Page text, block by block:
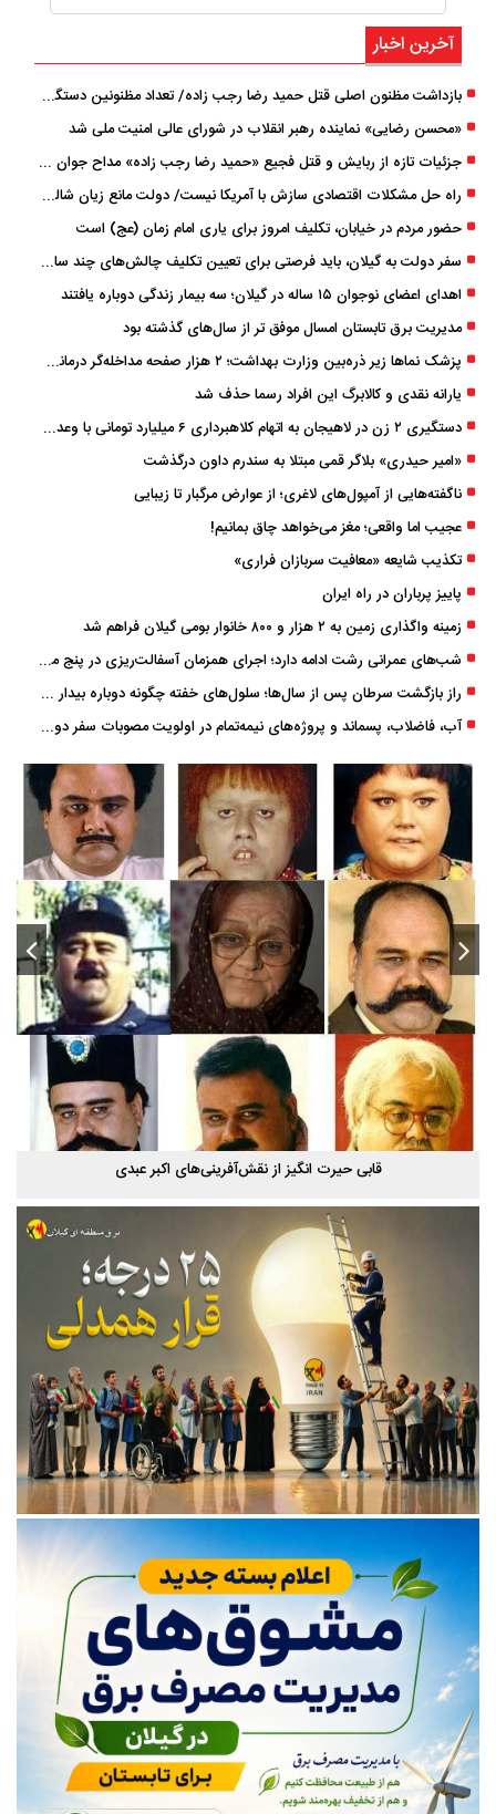
آخرین اخبار
بازداشت مظنون اصلی قتل حمید رضا رجب‌ زاده/ تعداد مظنونین دستگیر شده به ۵ نفر رسید
«محسن رضایی» نماینده رهبر انقلاب در شورای عالی امنیت ملی شد
جزئیات تازه از ربایش و قتل فجیع «حمید رضا رجب زاده» مداح جوان تهرانی؛ ۴ متهم بازداشت شدند
راه حل مشکلات اقتصادی سازش با آمریکا نیست/ دولت مانع زیان شالیکاران شود
حضور مردم در خیابان، تکلیف امروز برای یاری امام زمان (عج) است
سفر دولت به گیلان، باید فرصتی برای تعیین تکلیف چالش‌های چند ساله استان باشد
اهدای اعضای نوجوان ۱۵ ساله در گیلان؛ سه بیمار زندگی دوباره یافتند
مدیریت برق تابستان امسال موفق ‌تر از سال‌های گذشته بود
پزشک ‌نماها زیر ذره‌بین وزارت بهداشت؛ ۲ هزار صفحه مداخله‌گر درمانی مسدود شد
یارانه نقدی و کالابرگ این افراد رسما حذف شد
دستگیری ۲ زن در لاهیجان به اتهام کلاهبرداری ۶ میلیارد تومانی با وعده وام
«امیر حیدری» بلاگر قمی مبتلا به سندرم داون درگذشت
ناگفته‌هایی از آمپول‌های لاغری؛ از عوارض مرگبار تا زیبایی
عجیب اما واقعی؛ مغز می‌خواهد چاق بمانیم!
تکذیب شایعه «معافیت سربازان فراری»
پاییز پرباران در راه ایران
زمینه واگذاری زمین به ۲ هزار و ۸۰۰ خانوار بومی گیلان فراهم شد
شب‌های عمرانی رشت ادامه دارد؛ اجرای همزمان آسفالت‌ریزی در پنج منطقه شهری
راز بازگشت سرطان پس از سال‌ها؛ سلول‌های خفته چگونه دوباره بیدار می‌شوند؟
آب، فاضلاب، پسماند و پروژه‌های نیمه‌تمام در اولویت مصوبات سفر دولت
استخر پاشوران سیاهکل